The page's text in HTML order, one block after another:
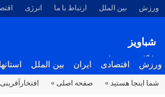
ورزش بین الملل ارتباط با ما انرژی
شباویز
پایگاه خبری شباویز
ورزش اقتصادی ایران بین الملل استانها
شما اینجا هستید » صفحه اصلی »